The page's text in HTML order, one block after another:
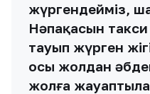
жүргендейміз,
Нәпақасын такси
тауып жүрген
осы жолдан
жолға